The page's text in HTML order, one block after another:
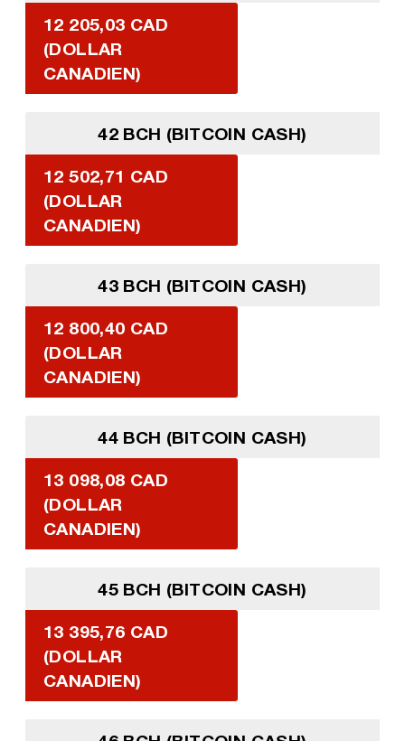
12 205,03 CAD
(DOLLAR
CANADIEN)
42 BCH (BITCOIN CASH)
12 502,71 CAD
(DOLLAR
CANADIEN)
43 BCH (BITCOIN CASH)
12 800,40 CAD
(DOLLAR
CANADIEN)
44 BCH (BITCOIN CASH)
13 098,08 CAD
(DOLLAR
CANADIEN)
45 BCH (BITCOIN CASH)
13 395,76 CAD
(DOLLAR
CANADIEN)